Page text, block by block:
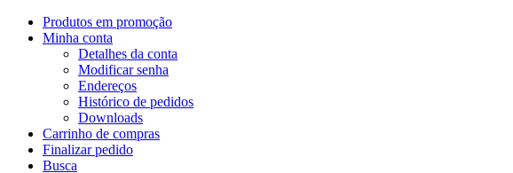
Produtos em promoção
Minha conta
Detalhes da conta
Modificar senha
Endereços
Histórico de pedidos
Downloads
Carrinho de compras
Finalizar pedido
Busca